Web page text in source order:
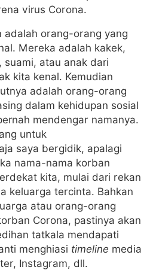
virus Corona.
adalah orang-orang yang
Mereka adalah kakek,
suami, atau anak dari
kita kenal. Kemudian
adalah orang-orang
dalam kehidupan sosial
mendengar namanya.
untuk
saya bergidik, apalagi
nama-nama korban
kita, mulai dari rekan
keluarga tercinta. Bahkan
atau orang-orang
Corona, pastinya akan
tatkala mendapati
menghiasi timeline media
Instagram, dll.